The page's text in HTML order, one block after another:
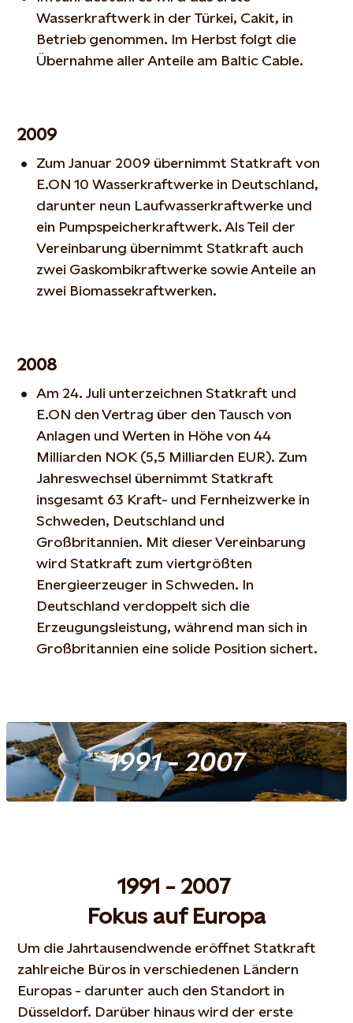
Wasserkraftwerk in der Türkei, Cakit, in
Betrieb genommen. Im Herbst folgt die
Übernahme aller Anteile am Baltic Cable.
2009
Zum Januar 2009 übernimmt Statkraft von
E.ON 10 Wasserkraftwerke in Deutschland,
darunter neun Laufwasserkraftwerke und
ein Pumpspeicherkraftwerk. Als Teil der
Vereinbarung übernimmt Statkraft auch
zwei Gaskombikraftwerke sowie Anteile an
zwei Biomassekraftwerken.
2008
Am 24. Juli unterzeichnen Statkraft und
E.ON den Vertrag über den Tausch von
Anlagen und Werten in Höhe von 44
Milliarden NOK (5,5 Milliarden EUR). Zum
Jahreswechsel übernimmt Statkraft
insgesamt 63 Kraft- und Fernheizwerke in
Schweden, Deutschland und
Großbritannien. Mit dieser Vereinbarung
wird Statkraft zum viertgrößten
Energieerzeuger in Schweden. In
Deutschland verdoppelt sich die
Erzeugungsleistung, während man sich in
Großbritannien eine solide Position sichert.
1991 - 2007
Fokus auf Europa
Um die Jahrtausendwende eröffnet Statkraft
zahlreiche Büros in verschiedenen Ländern
Europas - darunter auch den Standort in
Düsseldorf. Darüber hinaus wird der erste